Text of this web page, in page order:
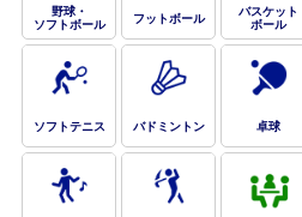
野球・
ソフトボール
フットボール
バスケット
ボール
ソフトテニス バドミントン 卓球